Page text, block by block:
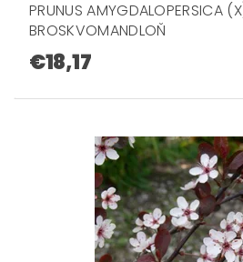
PRUNUS AMYGDALOPERSICA
BROSKVOMANDLOŇ
€18,17